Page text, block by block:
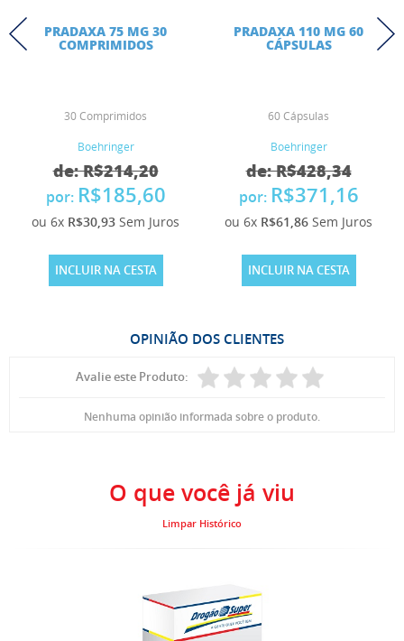
PRADAXA 75 MG 30
COMPRIMIDOS
30 Comprimidos
Boehringer
de: R$214,20
por: R$185,60
ou 6x R$30,93 Sem Juros
INCLUIR NA CESTA
PRADAXA 110 MG 60
CÁPSULAS
60 Cápsulas
Boehringer
de: R$428,34
por: R$371,16
ou 6x R$61,86 Sem Juros
INCLUIR NA CESTA
OPINIÃO DOS CLIENTES
Avalie este Produto:
Nenhuma opinião informada sobre o produto.
O que você já viu
Limpar Histórico